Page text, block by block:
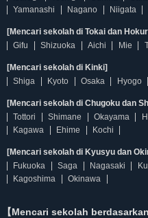
Yamanashi
Nagano Niigata
[Mencari sekolah di Tokai dan
Gifu
Shizuoka Aichi Mie
[Mencari sekolah di Kinki]
Shiga
Kyoto Osaka Hyogo
[Mencari sekolah di Chugoku dan
Tottori
Shimane Okayama
Kagawa
Ehime Kochi
[Mencari sekolah di Kyusyu dan
Fukuoka
Saga Nagasaki
Kagoshima
Okinawa
【Mencari sekolah